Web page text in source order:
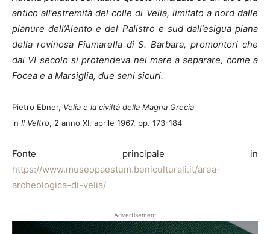
antico all’estremità del colle di Velia, limitato a nord dalle
pianure dell’Alento e del Palistro e sud dall’esigua piana
della rovinosa Fiumarella di S. Barbara, promontori che
dal VI secolo si protendeva nel mare a separare, come a
Focea e a Marsiglia, due seni sicuri.
Pietro Ebner, Velia e la civiltà della Magna Grecia
in Il Veltro, 2 anno XI, aprile 1967, pp. 173-184
Fonte principale in
https://www.museopaestum.beniculturali.it/area-
archeologica-di-velia/
Advertisement